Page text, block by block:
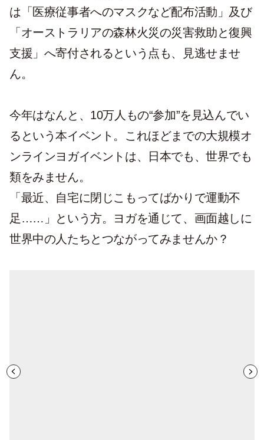
は「医療従事者へのマスクなど配布活動」及び
「オーストラリアの森林火災の災害救助と復興
支援」へ寄付されるという点も、見逃せませ
ん。
今年はなんと、10万人もの“参加”を見込んでい
るという本イベント。これほどまでの大規模オ
ンラインヨガイベントは、日本でも、世界でも
類をみません。
「最近、自宅に閉じこもってばかりで運動不
足……」という方。ヨガを通じて、画面越しに
世界中の人たちとつながってみませんか？